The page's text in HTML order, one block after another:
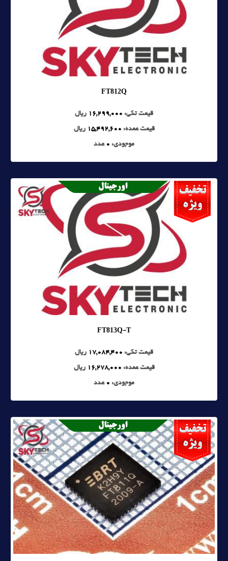
FT812Q
قیمت تکی: 16,299,000 ریال
قیمت عمده: 15,492,600 ریال
موجودی: 0 عدد
FT813Q-T
قیمت تکی: 17,084,400 ریال
قیمت عمده: 16,278,000 ریال
موجودی: 0 عدد